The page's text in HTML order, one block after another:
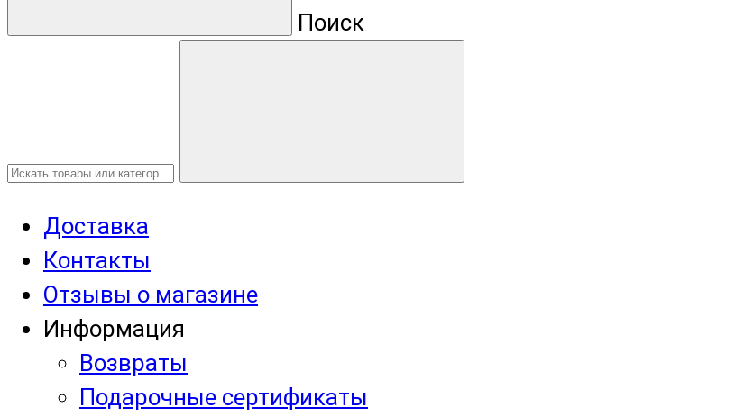
Поиск
Доставка
Контакты
Отзывы о магазине
Информация
Возвраты
Подарочные сертификаты